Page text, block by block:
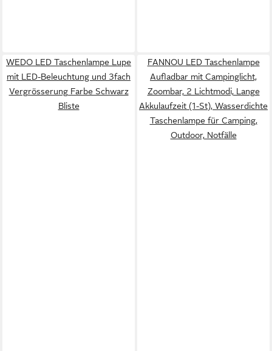
WEDO LED Taschenlampe Lupe
mit LED-Beleuchtung und 3fach
Vergrösserung Farbe Schwarz
Bliste
FANNOU LED Taschenlampe
Aufladbar mit Campinglicht,
Zoombar, 2 Lichtmodi, Lange
Akkulaufzeit (1-St), Wasserdichte
Taschenlampe für Camping,
Outdoor, Notfälle